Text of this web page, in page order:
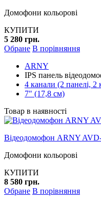
Домофони кольорові
КУПИТИ
5 280 грн.
Обране В порівняння
ARNY
IPS панель
4 канали (2 панелі, 2
7" (17,8 см)
Товар в наявності
Відеодомофон ARNY
Домофони кольорові
КУПИТИ
8 580 грн.
Обране В порівняння